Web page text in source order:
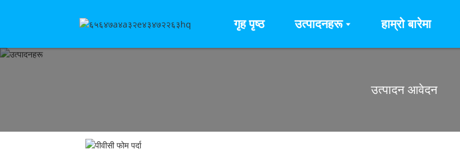
गृह पृष्ठ उत्पादनहरू हाम्रो बारेमा
उत्पादन आवेदन